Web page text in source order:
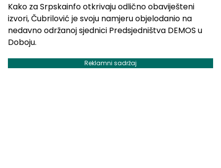
Kako za Srpskainfo otkrivaju odlično obaviješteni
izvori, Čubrilović je svoju namjeru objelodanio na
nedavno održanoj sjednici Predsjedništva DEMOS u
Doboju.
Reklamni sadržaj